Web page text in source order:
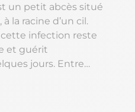
un petit abcès situé
la racine d’un cil.
cette infection reste
et guérit
jours. Entre
de